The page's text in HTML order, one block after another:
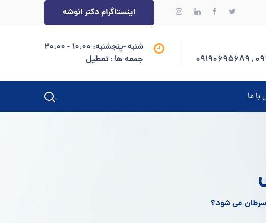
اینستاگرام دکتر انوشه
شنبه -پنجشنبه: 10.00 - 20.00
جمعه ها : تعطیل
ما
سرطان می شود؟